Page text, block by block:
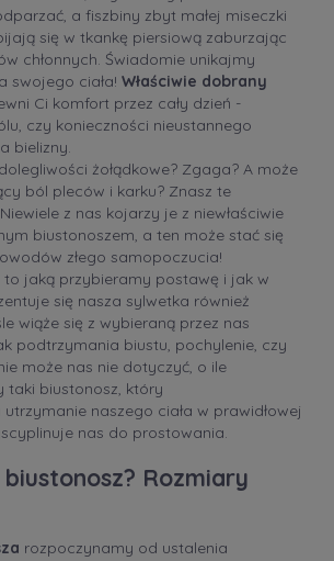
a fiszbiny zbyt małej miseczki
się w tkankę piersiową zaburzając
chłonnych. Świadomie unikajmy
swojego ciała! Właściwie dobrany
Ci komfort przez cały dzień -
czy konieczności nieustannego
bielizny.
żołądkowe? Zgaga? A może
ból pleców i karku? Znasz te
z nas kojarzy je z niewłaściwie
biustonoszem, a ten może stać się
złego samopoczucia!
to jaką przybieramy postawę i jak w
się nasza sylwetka również
wiąże się z wybieraną przez nas
podtrzymania biustu, pochylenie, czy
może nas nie dotyczyć, o ile
taki biustonosz, który
naszego ciała w prawidłowej
nas do prostowania.
Rozmiary
rozpoczynamy od ustalenia